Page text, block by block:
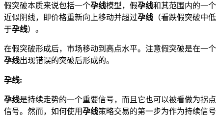
假突破本质来说包括一个孕线模型，假孕线和其范围内的一个
近似阴线，即价格重新向上移动并超过孕线 （看跌假突破中低
于孕线）。
在假突破形成后，市场移动到高点水平。注意假突破是在一个
孕线出现错误的突破后形成的。
孕线:
孕线是持续走势的一个重要信号，而且它也可以被看做为拐点
信号。然而，如何使用孕线策略交易的第一步为作为持续信号